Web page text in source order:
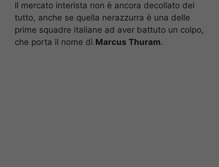
Il mercato interista non è ancora decollato del
tutto, anche se quella nerazzurra è una delle
prime squadre italiane ad aver battuto un colpo,
che porta il nome di Marcus Thuram.